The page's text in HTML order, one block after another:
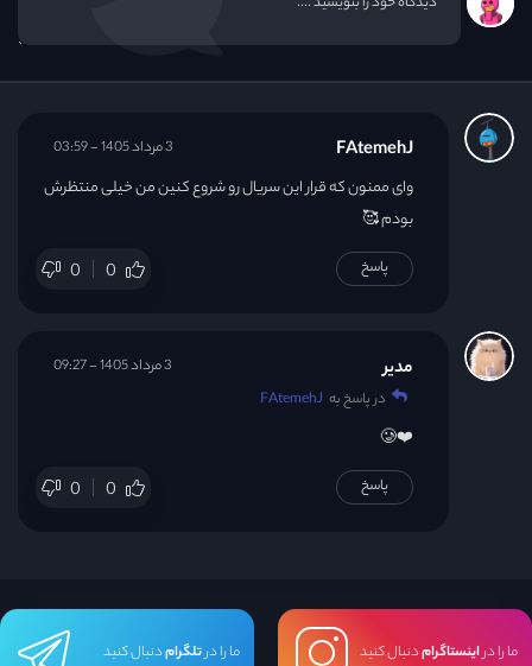
FAtemehJ
وای ممنون که قرار این سریال رو شروع کنین من خیلی منتظرش
بودم 🥰
0 0
3 مرداد 1405 - 03:59
پاسخ
مدیر
در پاسخ به FAtemehJ
❤️🥲
0 0
3 مرداد 1405 - 09:27
پاسخ
ما را دراینستاگرامدنبال کنید ما را درتلگرامدنبال کنید